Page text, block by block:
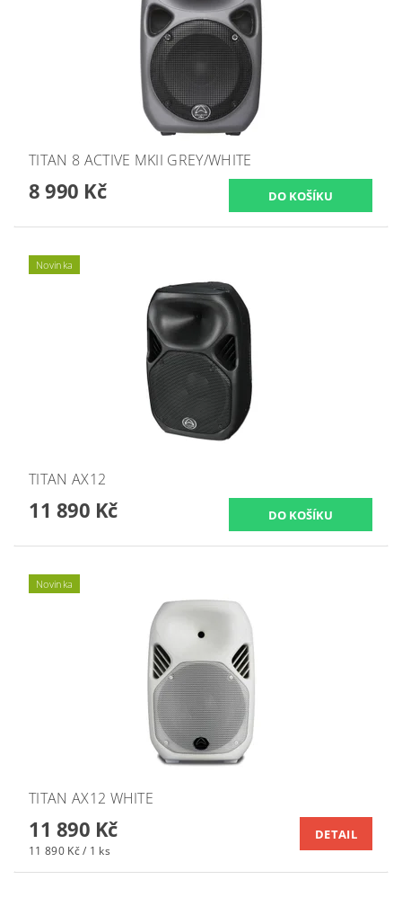
TITAN 8 ACTIVE MKII GREY/WHITE
8 990 Kč
Novinka
TITAN AX12
11 890 Kč
Novinka
TITAN AX12 WHITE
11 890 Kč
11 890 Kč / 1 ks
DETAIL